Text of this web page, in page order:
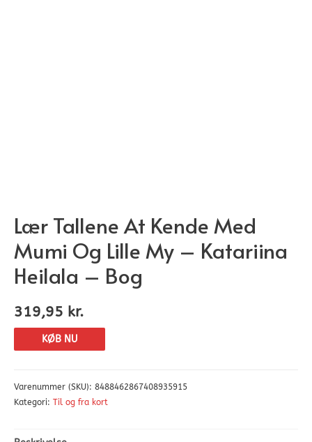
Lær Tallene At Kende Med
Mumi Og Lille My – Katariina
Heilala – Bog
319,95 kr.
KØB NU
Varenummer (SKU): 8488462867408935915
Kategori: Til og fra kort